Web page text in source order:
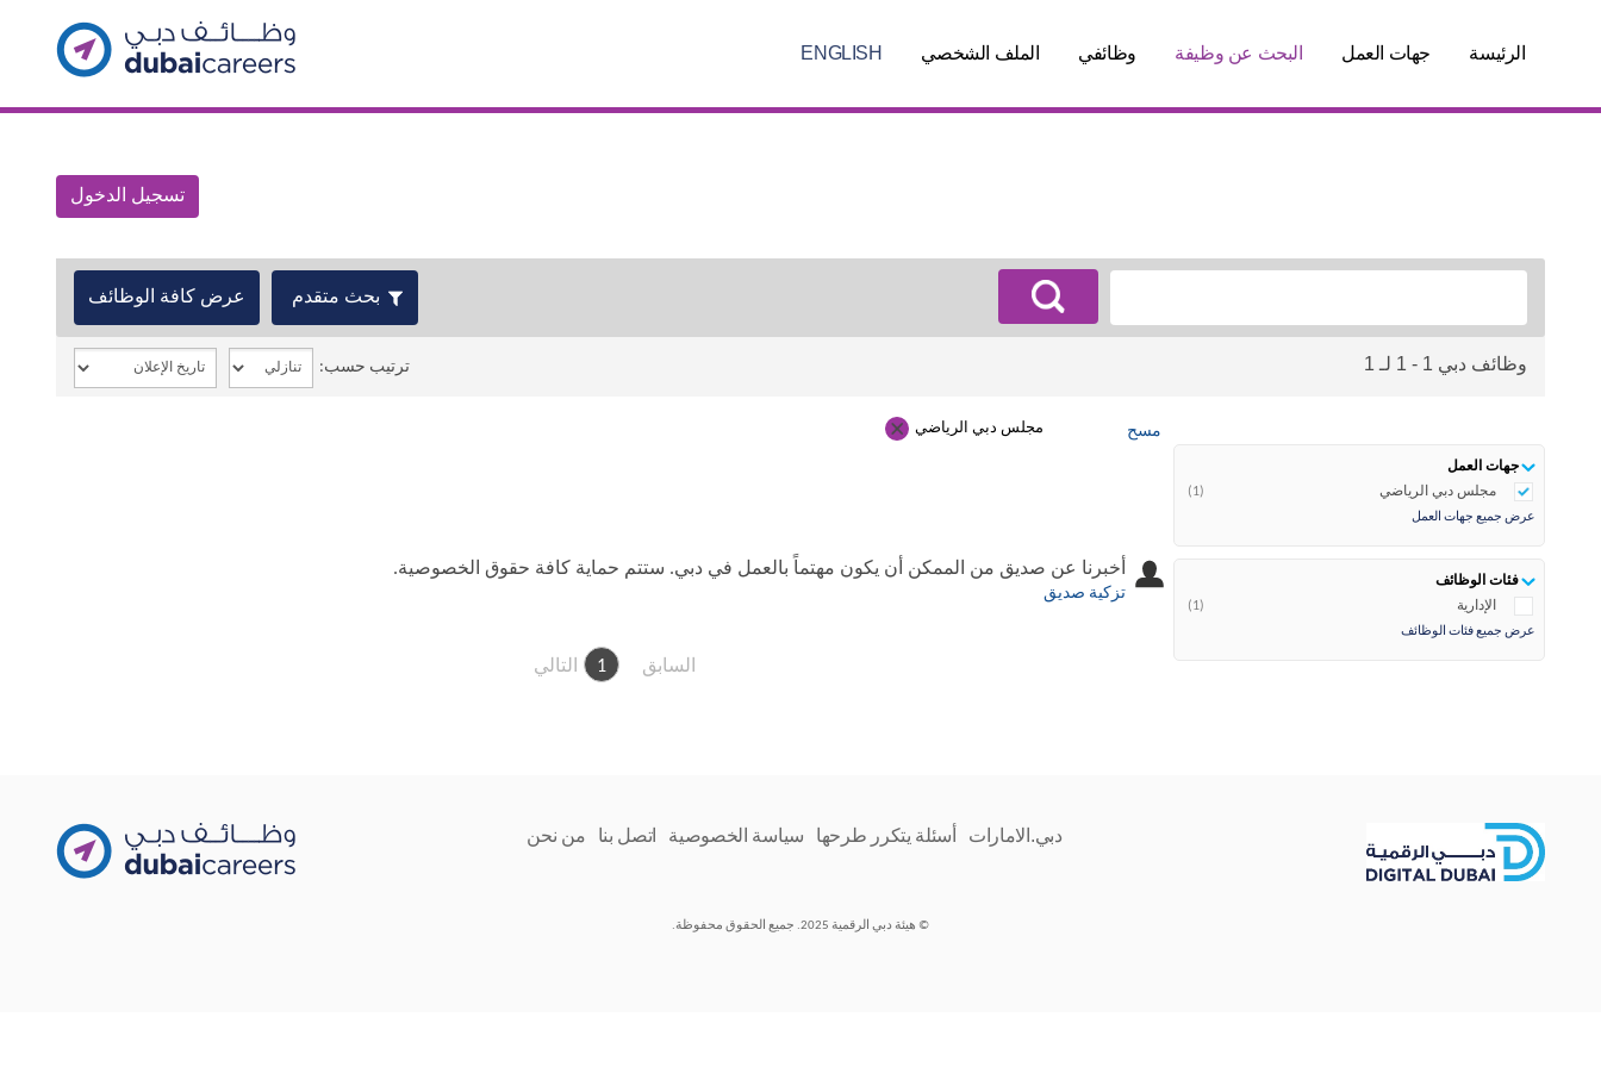
الرئيسة جهات العمل البحث عن وظيفة وظائفي الملف الشخصي ENGLISH
تسجيل الدخول
عرض كافة الوظائف بحث متقدم
وظائف دبي 1 - 1 لـ 1
جهات العمل
مجلس دبي الرياضي
(1)
عرض جميع جهات العمل
فئات الوظائف
الإدارية
(1)
عرض جميع فئات الوظائف
مجلس دبي الرياضي مسح
ترتيب حسب:
أخبرنا عن صديق من الممكن أن يكون مهتماً بالعمل في دبي. ستتم حماية كافة حقوق الخصوصية.
تزكية صديق
السابق 1 التالي
من نحن اتصل بنا سياسة الخصوصية أسئلة يتكرر طرحها دبي.الامارات
© هيئة دبي الرقمية 2025. جميع الحقوق محفوظة.